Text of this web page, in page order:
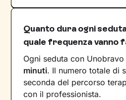
Quanto dura ogni
quale frequenza vanno
Ogni seduta con
minuti. Il numero totale di
seconda del percorso
con il professionista.